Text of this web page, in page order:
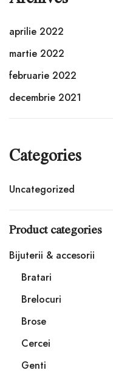
aprilie 2022
martie 2022
februarie 2022
decembrie 2021
Categories
Uncategorized
Product categories
Bijuterii & accesorii
Bratari
Brelocuri
Brose
Cercei
Genti